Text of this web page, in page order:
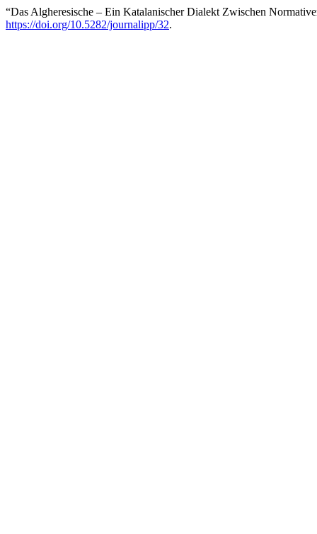
“Das Algheresische – Ein Katalanischer Dialekt Zwischen
https://doi.org/10.5282/journalipp/32.